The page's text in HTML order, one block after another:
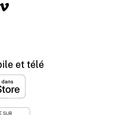
et télé